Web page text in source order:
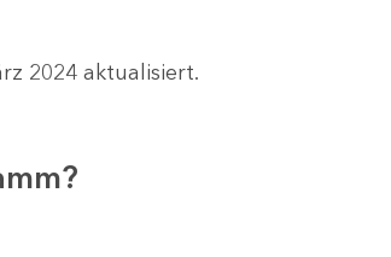
2024 aktualisiert.